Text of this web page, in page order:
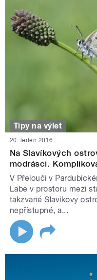
Tipy na výlet
20. leden 2016
Na Slavíkových
modrásci.
V Přelouči v
Labe v prostoru mezi
takzvané Slavíkovy
nepřístupné, a...